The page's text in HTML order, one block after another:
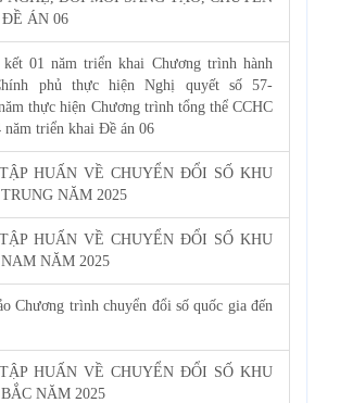
ÁN 06
01 năm triển khai Chương trình hành
phủ thực hiện Nghị quyết số 57-
thực hiện Chương trình tổng thể CCHC
năm triển khai Đề án 06
HUẤN VỀ CHUYỂN ĐỔI SỐ KHU
NĂM 2025
HUẤN VỀ CHUYỂN ĐỔI SỐ KHU
NĂM 2025
Chương trình chuyển đổi số quốc gia đến
HUẤN VỀ CHUYỂN ĐỔI SỐ KHU
NĂM 2025